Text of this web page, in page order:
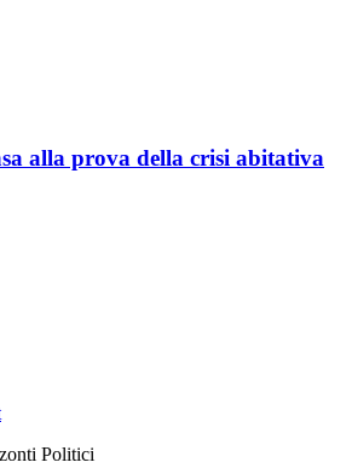
alla prova della crisi abitativa
Politici